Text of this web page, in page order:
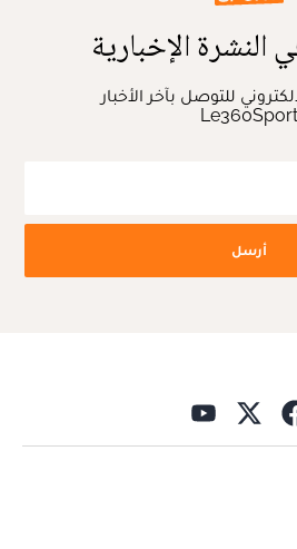
النشرة الإخبارية
للتوصل بآخر الأخبار
Le360Sport
أرسل